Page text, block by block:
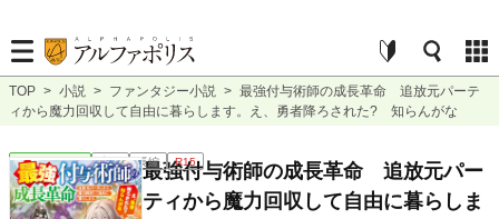
TOP > 小説 > ファンタジー小説 > 最強付与術師の成長革命 追放元パーテ
ィから魔力回収して自由に暮らします。え、勇者降ろされた? 知らんがな
ファンタジー 完結 長編 R15
最強付与術師の成長革命 追放元パー
ティから魔力回収して自由に暮らしま